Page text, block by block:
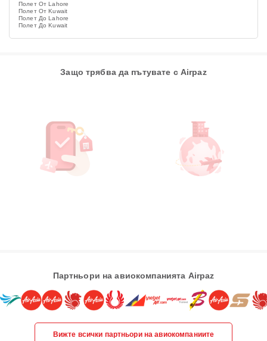
Полет От Lahore
Полет От Kuwait
Полет До Lahore
Полет До Kuwait
Защо трябва да пътувате с Airpaz
Партньори на авиокомпанията Airpaz
Вижте всички партньори на авиокомпаниите